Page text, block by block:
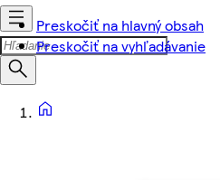
Preskočiť na hlavný obsah
Preskočiť na vyhľadávanie